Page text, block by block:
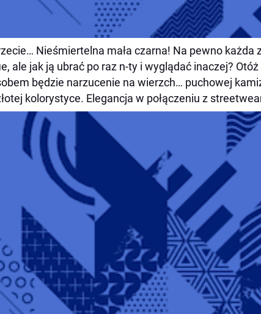
Nieśmiertelna mała czarna! Na pewno każda
ale jak ją ubrać po raz n-ty i wyglądać inaczej?
będzie narzucenie na wierzch… puchowej
kolorystyce. Elegancja w połączeniu z